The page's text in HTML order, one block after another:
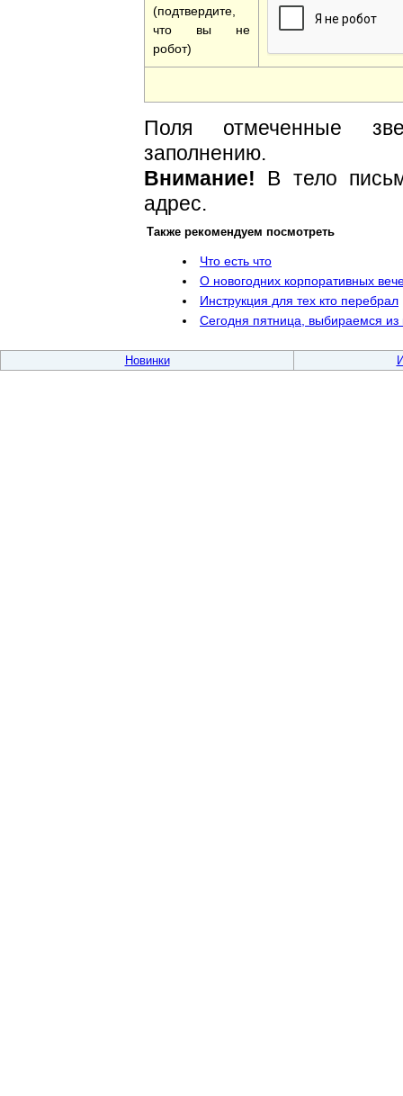
(подтвердите,
что вы не
робот)
Поля отмеченные
заполнению.
Внимание! В тело
адрес.
Также рекомендуем посмотреть
Что есть что
О новогодних корпоративных
Инструкция для тех кто перебрал
Сегодня пятница, выбираемся
Новинки